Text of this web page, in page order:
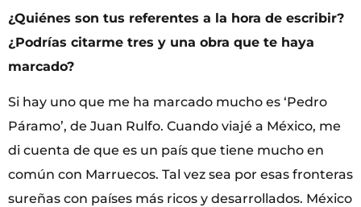
¿Quiénes son tus referentes a la hora de escribir?
¿Podrías citarme tres y una obra que te haya
marcado?
Si hay uno que me ha marcado mucho es ‘Pedro
Páramo’, de Juan Rulfo. Cuando viajé a México, me
di cuenta de que es un país que tiene mucho en
común con Marruecos. Tal vez sea por esas fronteras
sureñas con países más ricos y desarrollados. México